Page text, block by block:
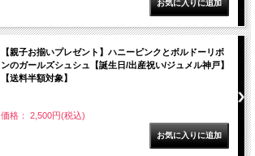
【親子お揃いプレゼント】ハニーピンクとボルドーリボ
ンのガールズシュシュ【誕生日/出産祝い/ジュメル神戸】
【送料半額対象】
価格： 2,500円(税込)